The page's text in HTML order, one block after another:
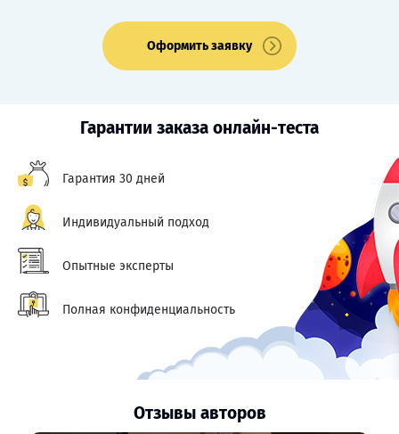
Оформить заявку
Гарантии заказа онлайн-теста
Гарантия 30 дней
Индивидуальный подход
Опытные эксперты
Полная конфиденциальность
Отзывы авторов